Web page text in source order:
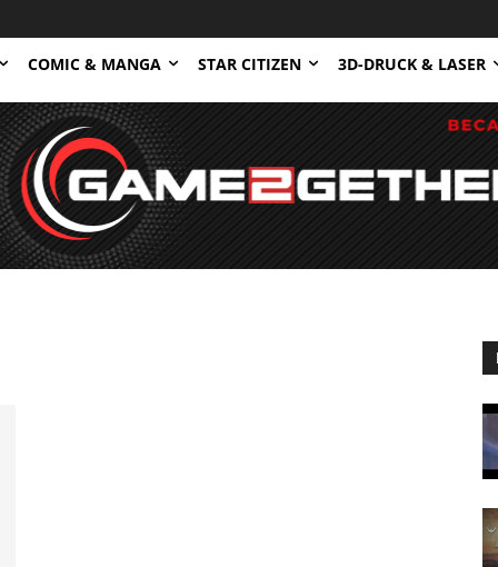
COMIC & MANGA STAR CITIZEN 3D-DRUCK & LASER